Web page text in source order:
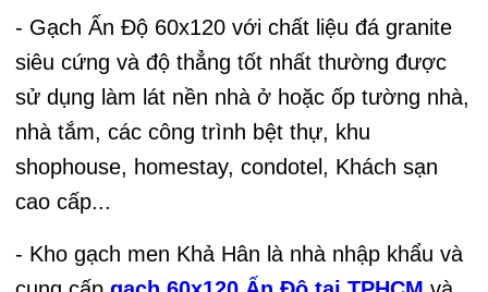
- Gạch Ấn Độ 60x120 với chất liệu đá granite
siêu cứng và độ thẳng tốt nhất thường được
sử dụng làm lát nền nhà ở hoặc ốp tường nhà,
nhà tắm, các công trình bệt thự, khu
shophouse, homestay, condotel, Khách sạn
cao cấp...
- Kho gạch men Khả Hân là nhà nhập khẩu và